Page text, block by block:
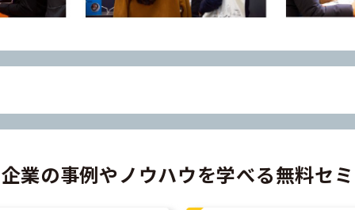
業の事例やノウハウを学べる無料セ